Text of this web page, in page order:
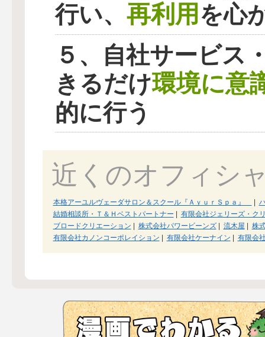
行い、 再利用を心
５、自社サービス
きるだけ環境に意
的に行う
近くのオフィシ
本格アーユルヴェーダサロン＆スクール『ＡｙｕｒＳｐａ』
結婚相談所・Ｔ＆Ｈベストパートナー
有限会社ジェリーズ・ク
ブロードクリエーション
株式会社パワービーンズ| 流木屋
株
有限会社カノンコーポレイション
有限会社ケーナイン 有限会